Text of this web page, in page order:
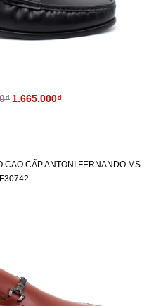
1.665.000₫
CAO CẤP ANTONI FERNANDO MS-